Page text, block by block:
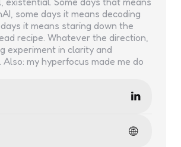
some days it means decoding
it means staring down the
recipe. Whatever the direction,
experiment in clarity and
Also: my hyperfocus made me do